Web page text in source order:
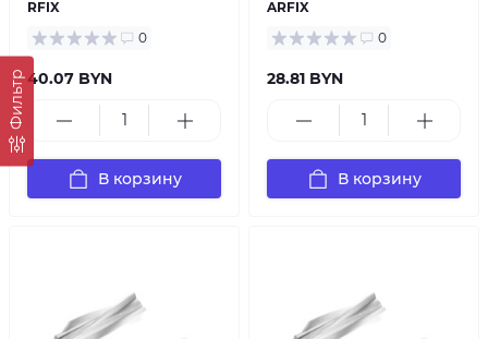
Фильтр
RFIX
0
40.07 BYN
В корзину
ARFIX
0
28.81 BYN
В корзину